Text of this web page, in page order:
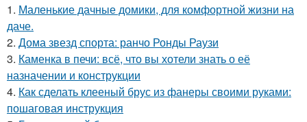
1. Маленькие дачные домики, для комфортной жизни на
даче.
2. Дома звезд спорта: ранчо Ронды Раузи
3. Каменка в печи: всё, что вы хотели знать о её
назначении и конструкции
4. Как сделать клееный брус из фанеры своими руками:
пошаговая инструкция